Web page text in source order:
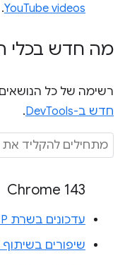
YouTube videos
.
מה חדש בכלי
רשימה של כל
חדש ב-DevTools
.
Chrome 143
עדכונים בשרת MCP של כלי הפיתוח
שיפורים